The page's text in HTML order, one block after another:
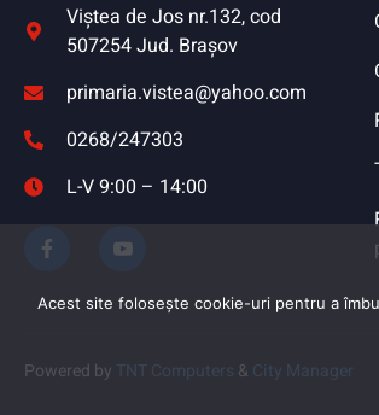
Viştea de Jos nr.132, cod
507254 Jud. Braşov
primaria.vistea@yahoo.com
0268/247303
L-V 9:00 – 14:00
Powered by TNT Computers & City Manager
Acest site folosește cookie-uri pentru a